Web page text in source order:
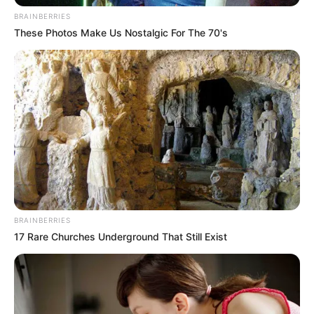
TEMAS RELACIONADOS
FISCALÍA GENERAL DE LA NACIÓN FLORIDABLANCA
MANTÉNGASE EN ALERTA
Tenemos todas las noticias que le
interesan. Para estar bien informado, por
favor, active las notificaciones de Alerta.
ACTIVAR AHORA
BRAINBERRIES
These Photos Make Us Nostalgic For The 70's
BRAINBERRIES
17 Rare Churches Underground That Still Exist